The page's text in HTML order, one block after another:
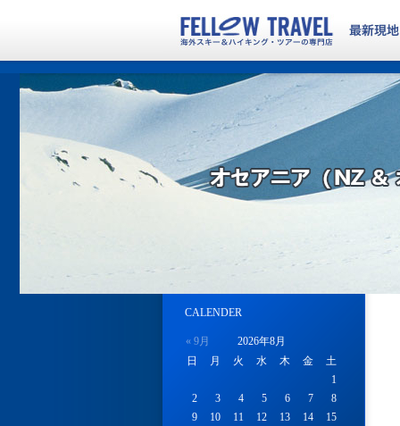
CALENDER
2026年8月
日
月 火 水 木 金 土
« 9月
1
2
3 4 5 6 7
8
9
10 11 12 13 14
15